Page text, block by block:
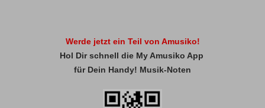
Werde jetzt ein Teil von Amusiko!
Hol Dir schnell die My Amusiko App
für Dein Handy! Musik-Noten